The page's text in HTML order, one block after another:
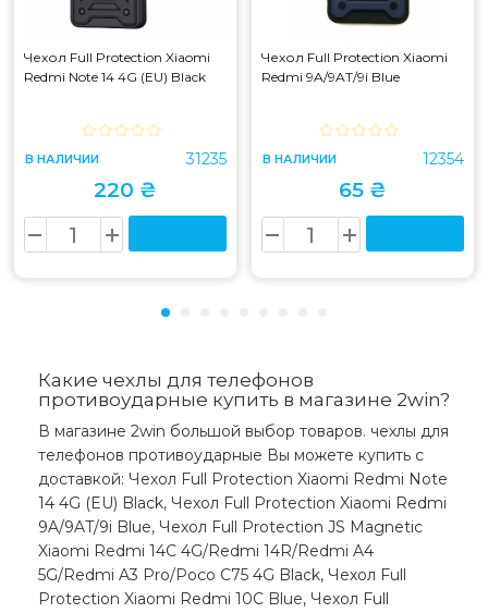
Чехол Full Protection Xiaomi
Redmi Note 14 4G (EU) Black
В НАЛИЧИИ 31235
220 ₴
Чехол Full Protection Xiaomi
Redmi 9A/9AT/9i Blue
В НАЛИЧИИ 12354
65 ₴
Какие чехлы для телефонов
противоударные купить в магазине 2win?
В магазине 2win большой выбор товаров. чехлы для
телефонов противоударные Вы можете купить с
доставкой: Чехол Full Protection Xiaomi Redmi Note
14 4G (EU) Black, Чехол Full Protection Xiaomi Redmi
9A/9AT/9i Blue, Чехол Full Protection JS Magnetic
Xiaomi Redmi 14C 4G/Redmi 14R/Redmi A4
5G/Redmi A3 Pro/Poco C75 4G Black, Чехол Full
Protection Xiaomi Redmi 10C Blue, Чехол Full